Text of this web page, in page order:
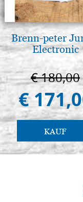
Brenn-peter
Electronic
€ 180,00
€
KAUF